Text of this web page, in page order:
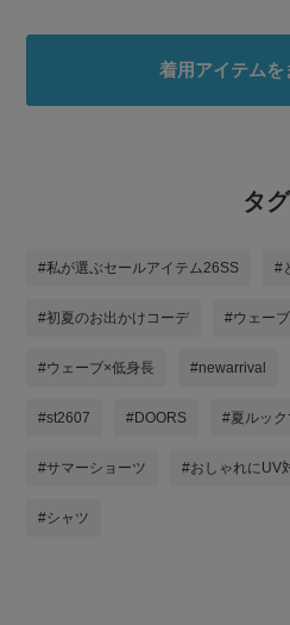
着用アイテムを
タグ
#私が選ぶセールアイテム26SS #
#初夏のお出かけコーデ #ウェー
#ウェーブ×低身長 #newarrival
#st2607 #DOORS #夏ルッ
#サマーショーツ #おしゃれにUV
#シャツ